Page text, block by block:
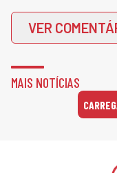
VER
MAIS NOTÍCIAS